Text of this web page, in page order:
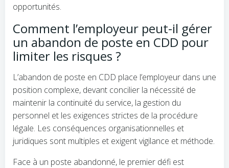
opportunités.
Comment l’employeur peut-il gérer
un abandon de poste en CDD pour
limiter les risques ?
L’abandon de poste en CDD place l’employeur dans une
position complexe, devant concilier la nécessité de
maintenir la continuité du service, la gestion du
personnel et les exigences strictes de la procédure
légale. Les conséquences organisationnelles et
juridiques sont multiples et exigent vigilance et méthode.
Face à un poste abandonné, le premier défi est